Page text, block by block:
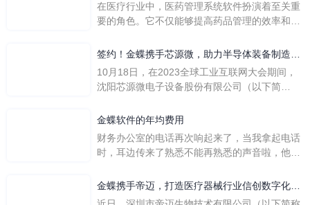
在医疗行业中，医药管理系统软件扮演着至关重
要的角色。它不仅能够提高药品管理的效率和准
一个好用的医药管理系统软件应具备以下特点。
首先，系统的界面应直观易用，允许用户无障碍
地进行操作。 复杂的
签约！金蝶携手芯源微，助力半导体装备制造领
先企业迈向世界
10月18日，在2023全球工业互联网大会期间，
沈阳芯源微电子设备股份有限公司（以下简
下简称“金蝶”）在辽宁沈阳签署战略合作协议。
此次合作，将基于金蝶云·星空，建设芯源微运
营管控平台，从而实现公司产研一体化、业财一
体化，提升公司整体业务水平。
金蝶软件的年均费用
财务办公室的电话再次响起来了，当我拿起电话
时，耳边传来了熟悉不能再熟悉的声音啦，他就
软件过程中遇到任何问题，我都可以获得金蝶服
务人员的帮助，而这次电话铃声的响起，是因为
金蝶携手帝迈，打造医疗器械行业信创数字化标
杆